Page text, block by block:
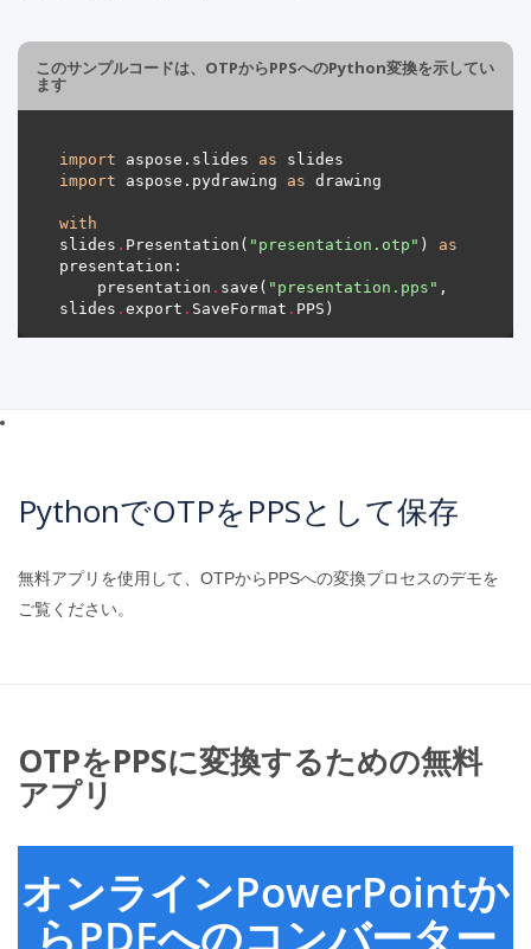
このサンプルコードは、OTPからPPSへのPython変換を示してい
ます
import aspose.slides as
import aspose.pydrawing as
with
slides . Presentation( "presentation.otp" ) as
    presentation
. save( "presentation.pps" ,
slides . export . SaveFormat .
PythonでOTPをPPSとして保存
無料アプリを使用して、OTPからPPSへの変換プロセスのデモを
ご覧ください。
OTPをPPSに変換するための無料
アプリ